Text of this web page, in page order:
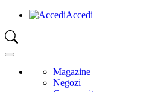
Accedi
Magazine
Negozi